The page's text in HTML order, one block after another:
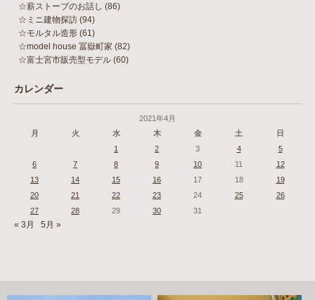
☆薪ストーブのお話し (86)
☆ミニ建物探訪 (94)
☆モルタル造形 (61)
☆model house 冨嶽町家 (82)
☆富士宮市販売型モデル (60)
カレンダー
2021年4月
月
火 水 木 金 土
日
1
2 3 4
5
6
7 8 9 10 11
12
13
14 15 16 17 18
19
20
21 22 23 24 25
26
27
28 29 30 31
« 3月 5月 »